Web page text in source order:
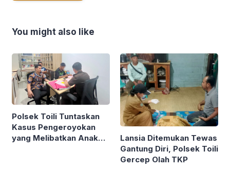
You might also like
Polsek Toili Tuntaskan
Kasus Pengeroyokan
yang Melibatkan Anak
Lansia Ditemukan Tewas
Gantung Diri, Polsek Toili
Gercep Olah TKP